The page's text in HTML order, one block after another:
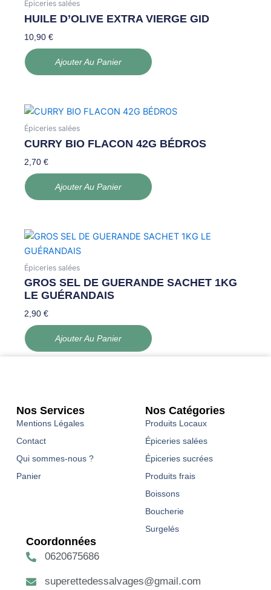
Épiceries salées
HUILE D’OLIVE EXTRA VIERGE GID
10,90€
Ajouter Au Panier
Épiceries salées
CURRY BIO FLACON 42G BÉDROS
2,70€
Ajouter Au Panier
Épiceries salées
GROS SEL DE GUERANDE SACHET 1KG
LE GUÉRANDAIS
2,90€
Ajouter Au Panier
Nos Services
Mentions Légales
Contact
Qui sommes-nous ?
Panier
Nos Catégories
Produits Locaux
Épiceries salées
Épiceries sucrées
Produits frais
Boissons
Boucherie
Surgelés
Coordonnées
0620675686
superettedessalvages@gmail.com